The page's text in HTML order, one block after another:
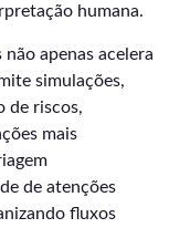
humana.
apenas acelera
simulações,
de riscos,
mais
de atenções
fluxos